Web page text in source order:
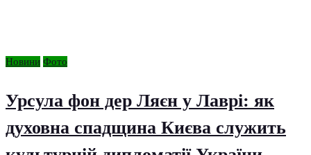
Новини Фото
Урсула фон дер Ляєн у Лаврі: як
духовна спадщина Києва служить